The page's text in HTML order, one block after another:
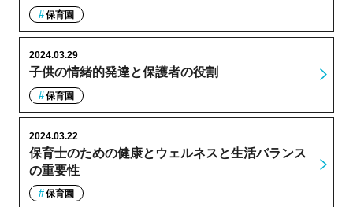
保育園
子供の情緒的発達と保護者の役割
2024.03.29
保育園
保育士のための健康とウェルネスと生活バランス
の重要性
2024.03.22
保育園